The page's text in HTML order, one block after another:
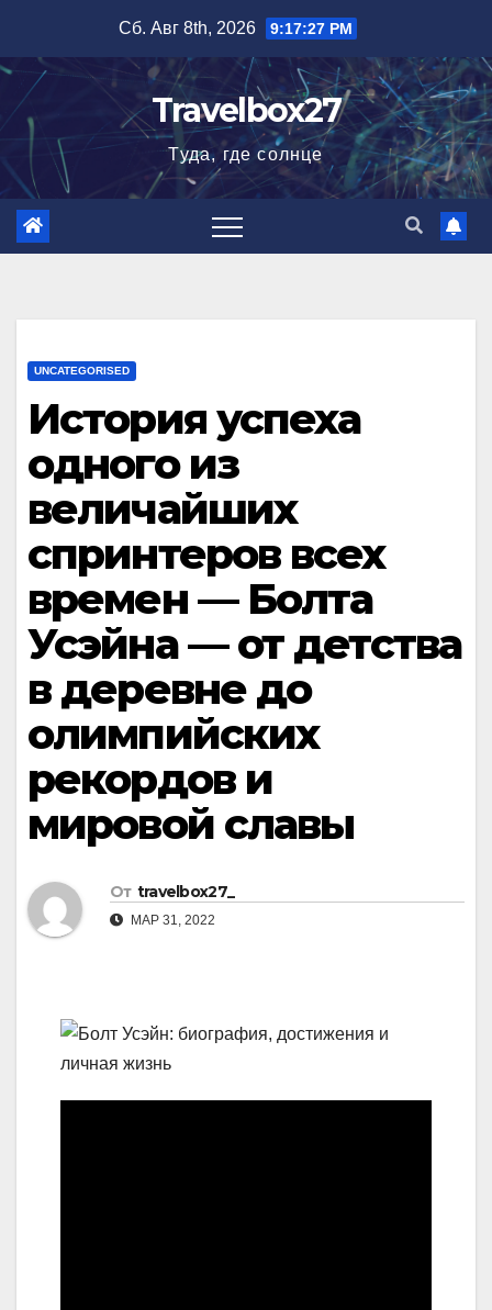
содержимому
Сб. Авг 8th, 2026 9:17:28 PM
Travelbox27
Туда, где солнце
UNCATEGORISED
История успеха
одного из
величайших
спринтеров всех
времен — Болта
Усэйна — от детства
в деревне до
олимпийских
рекордов и
мировой славы
От travelbox27_
МАР 31, 2022